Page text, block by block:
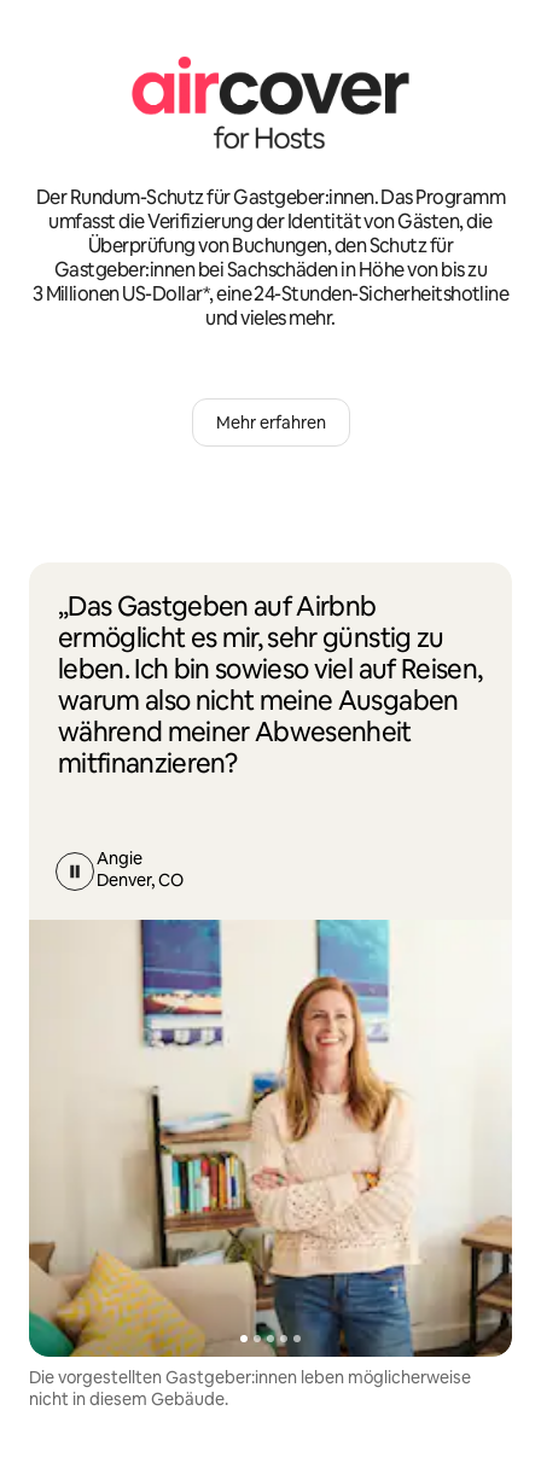
Der Rundum-Schutz für Gastgeber:innen. Das Programm
umfasst die Verifizierung der Identität von Gästen, die
Überprüfung von Buchungen, den Schutz für
Gastgeber:innen bei Sachschäden in Höhe von bis zu
3 Millionen US-Dollar*, eine 24-Stunden-Sicherheitshotline
und vieles mehr.
Mehr erfahren
„Das Gastgeben auf Airbnb
ermöglicht es mir, sehr günstig zu
leben. Ich bin sowieso viel auf Reisen,
warum also nicht meine Ausgaben
während meiner Abwesenheit
mitfinanzieren?
Angie
Denver, CO
Die vorgestellten Gastgeber:innen leben möglicherweise
nicht in diesem Gebäude.